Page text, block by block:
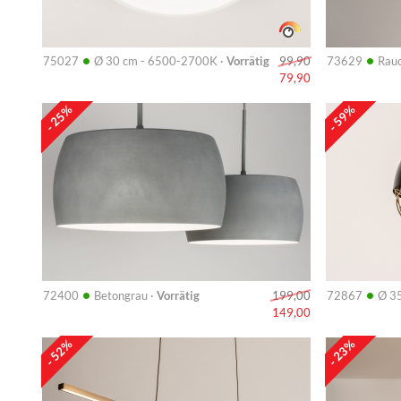
75027 • Ø 30 cm - 6500-2700K · Vorrätig
99,90
79,90
73629 •
- 25%
72400 • Betongrau · Vorrätig
199,00
149,00
Info - 59%
72867 • Ø
Info
- 52%
Info - 23%
Info